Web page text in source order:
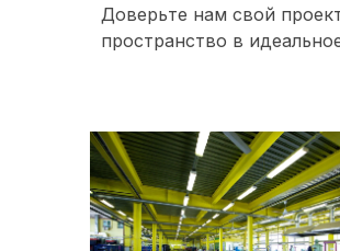
Доверьте нам свой
пространство в